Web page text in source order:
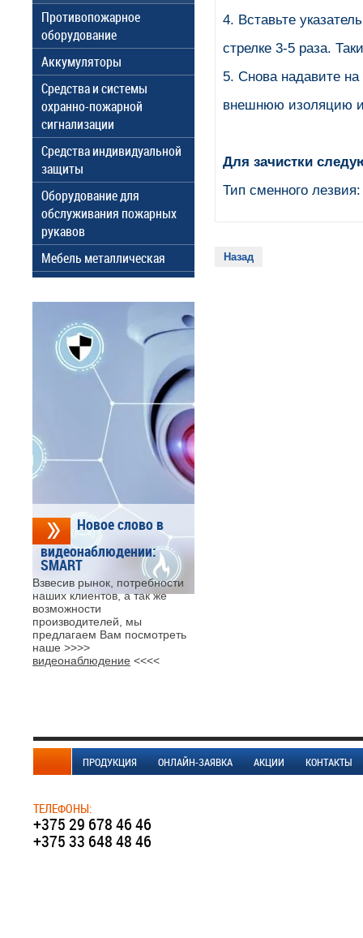
4. Вставьте
стрелке 3-5 раза.
5. Снова надавите
внешнюю изоляцию и
Для зачистки
Тип сменного
Назад
Противопожарное
оборудование
Аккумуляторы
Средства и системы
охранно-пожарной
сигнализации
Средства индивидуальной
защиты
Оборудование для
обслуживания пожарных
рукавов
Мебель металлическая
Новое слово в
видеонаблюдении:
SMART
Взвесив рынок, потребности
наших клиентов, а так же
возможности
производителей, мы
предлагаем Вам посмотреть
наше >>>>
видеонаблюдение <<<<
ПРОДУКЦИЯ ОНЛАЙН-ЗАЯВКА АКЦИИ КОНТАКТЫ
ТЕЛЕФОНЫ:
+375 29 678 46 46
+375 33 648 48 46